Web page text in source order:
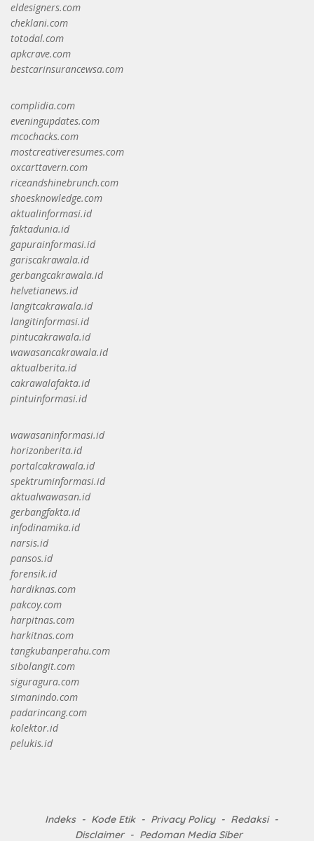
eldesigners.com
cheklani.com
totodal.com
apkcrave.com
bestcarinsurancewsa.com
complidia.com
eveningupdates.com
mcochacks.com
mostcreativeresumes.com
oxcarttavern.com
riceandshinebrunch.com
shoesknowledge.com
aktualinformasi.id
faktadunia.id
gapurainformasi.id
gariscakrawala.id
gerbangcakrawala.id
helvetianews.id
langitcakrawala.id
langitinformasi.id
pintucakrawala.id
wawasancakrawala.id
aktualberita.id
cakrawalafakta.id
pintuinformasi.id
wawasaninformasi.id
horizonberita.id
portalcakrawala.id
spektruminformasi.id
aktualwawasan.id
gerbangfakta.id
infodinamika.id
narsis.id
pansos.id
forensik.id
hardiknas.com
pakcoy.com
harpitnas.com
harkitnas.com
tangkubanperahu.com
sibolangit.com
siguragura.com
simanindo.com
padarincang.com
kolektor.id
pelukis.id
Indeks Kode Etik Privacy Policy
Redaksi
Disclaimer
Pedoman Media Siber